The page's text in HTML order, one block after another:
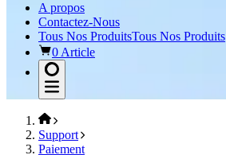
A propos
Contactez-Nous
Tous Nos ProduitsTous Nos Produits
0 Article
Support
Paiement